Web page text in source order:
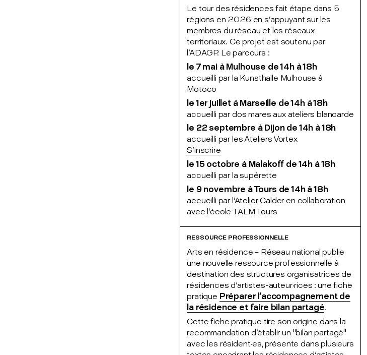
Le tour des résidences fait étape dans 5
régions en 2026 en s’appuyant sur les
membres du réseau et les réseaux
territoriaux. Ce projet est soutenu par
l'ADAGP. Le parcours :
le 7 mai à Mulhouse de 14h à 18h
accueilli par la Kunsthalle Mulhouse à
Motoco
le 1er juillet à Marseille de 14h à 18h
accueilli par dos mares aux ateliers blancarde
le 22 septembre à Dijon de 14h à 18h
accueilli par les Ateliers Vortex
S'inscrire
le 15 octobre à Malakoff de 14h à 18h
accueilli par la supérette
le 9 novembre à Tours de 14h à 18h
accueilli par l'Atelier Calder en collaboration
avec l'école TALM Tours
RESSOURCE PROFESSIONNELLE
Arts en résidence – Réseau national publie
une nouvelle ressource professionnelle à
destination des structures organisatrices de
résidences d'artistes-auteur·rices : une fiche
pratique Préparer l’accompagnement de
la résidence et faire bilan partagé.
Cette fiche pratique tire son origine dans la
recommandation d'établir un "bilan partagé"
avec les résident·es, présente dans plusieurs